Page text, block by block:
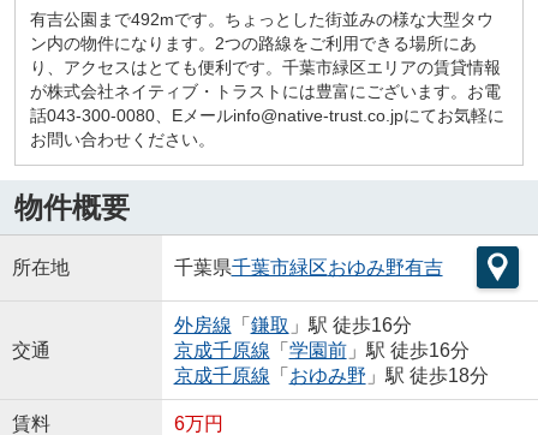
有吉公園まで492mです。ちょっとした街並みの様な大型タウ
ン内の物件になります。2つの路線をご利用できる場所にあ
り、アクセスはとても便利です。千葉市緑区エリアの賃貸情報
が株式会社ネイティブ・トラストには豊富にございます。お電
話043-300-0080、Eメールinfo@native-trust.co.jpにてお気軽に
お問い合わせください。
物件概要
所在地 千葉県千葉市緑区おゆみ野有吉
交通
外房線 「 鎌取 」駅 徒歩16分
京成千原線 「 学園前」駅 徒歩16分
京成千原線 「 おゆみ野 」駅 徒歩18分
賃料 6万円